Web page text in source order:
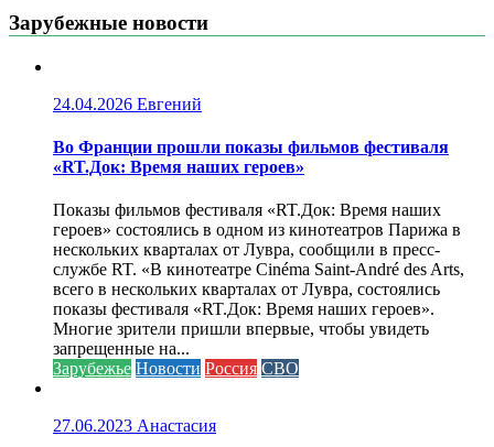
Зарубежные новости
24.04.2026 Евгений
Во Франции прошли показы фильмов фестиваля
«RT.Док: Время наших героев»
Показы фильмов фестиваля «RT.Док: Время наших
героев» состоялись в одном из кинотеатров Парижа в
нескольких кварталах от Лувра, сообщили в пресс-
службе RT. «В кинотеатре Cinéma Saint-André des Arts,
всего в нескольких кварталах от Лувра, состоялись
показы фестиваля «RT.Док: Время наших героев».
Многие зрители пришли впервые, чтобы увидеть
запрещенные на...
Зарубежье Новости Россия СВО
27.06.2023 Анастасия